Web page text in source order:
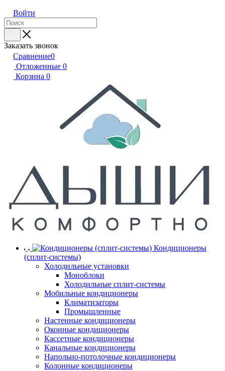
Войти
Заказать звонок
Сравнение0
Отложенные 0
Корзина 0
Кондиционеры
(сплит-системы)
Холодильные установки
Моноблоки
Холодильные сплит-системы
Мобильные кондиционеры
Климатизаторы
Промышленные
Настенные кондиционеры
Оконные кондиционеры
Кассетные кондиционеры
Канальные кондиционеры
Напольно-потолочные кондиционеры
Колонные кондиционеры